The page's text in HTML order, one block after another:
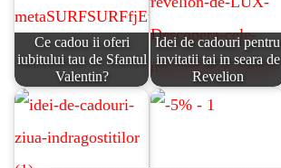
Ce cadou ii oferi
iubitului tau de Sfantul
Valentin?
Idei de cadouri pentru
invitatii tai in seara de
Revelion